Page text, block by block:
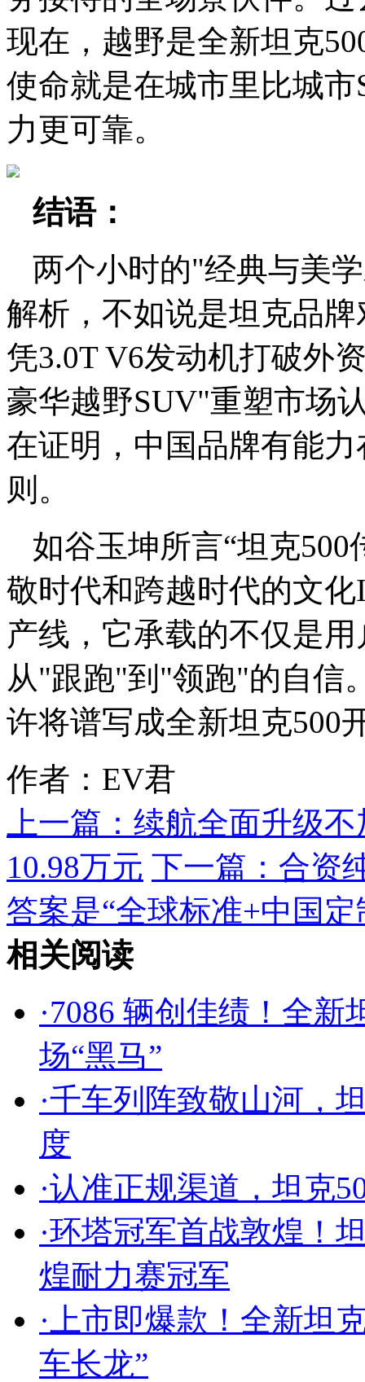
现在，越野是全新坦克
使命就是在城市里比城
力更可靠。
结语：
两个小时的"经典与美
解析，不如说是坦克品
凭3.0T V6发动机打破外
豪华越野SUV"重塑市场
在证明，中国品牌有能
则。
如谷玉坤所言“坦克
敬时代和跨越时代的文
产线，它承载的不仅是
从"跟跑"到"领跑"的自信
许将谱写成全新坦克500
作者：EV君
上一篇： 续航全面升级不
10.98万元 下一篇： 合资
答案是“全球标准+中国定
相关阅读
·7086 辆创佳绩！全新
场“黑马”
·千车列阵致敬山河，
度
·认准正规渠道，坦克
·环塔冠军首战敦煌！
煌耐力赛冠军
· 上市即爆款！全新坦
车长龙”